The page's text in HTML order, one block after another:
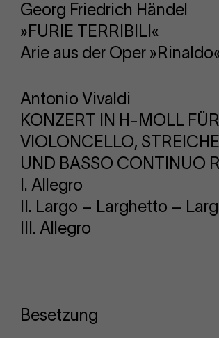
Georg Friedrich Händel
»FURIE TERRIBILI«
Arie aus der Oper
Antonio Vivaldi
KONZERT IN H-MOLL
VIOLONCELLO,
UND BASSO CONTINUO
I. Allegro
II. Largo – Larghetto –
III. Allegro
Besetzung